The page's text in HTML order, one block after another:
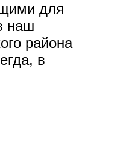
для
наш
района
в